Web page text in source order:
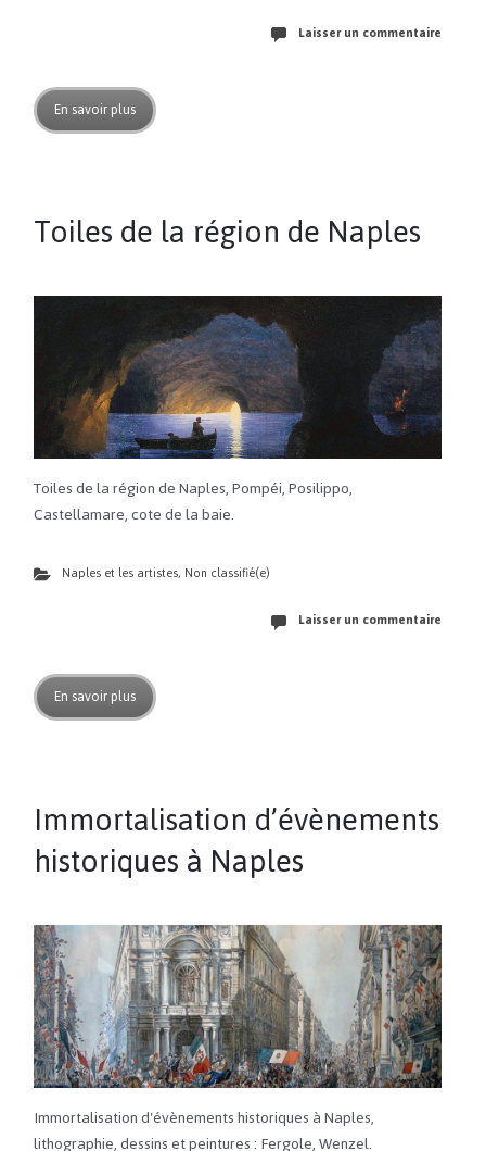
Laisser un commentaire
En savoir plus
Toiles de la région de Naples
Toiles de la région de Naples, Pompéi, Posilippo,
Castellamare, cote de la baie.
Naples et les artistes, Non classifié(e)
Laisser un commentaire
En savoir plus
Immortalisation d’évènements
historiques à Naples
Immortalisation d'évènements historiques à Naples,
lithographie, dessins et peintures : Fergole, Wenzel.